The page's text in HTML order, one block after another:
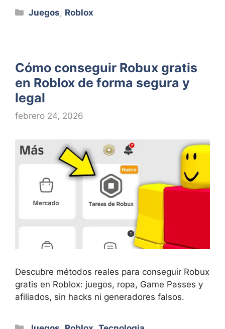
Categorías
Juegos, Roblox
Cómo conseguir Robux gratis
en Roblox de forma segura y
legal
febrero 24, 2026
Descubre métodos reales para conseguir Robux
gratis en Roblox: juegos, ropa, Game Passes y
afiliados, sin hacks ni generadores falsos.
Categorías